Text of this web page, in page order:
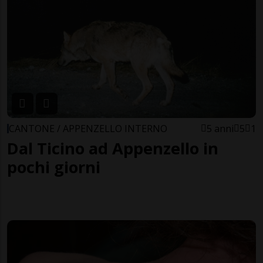
CANTONE / APPENZELLO INTERNO 5 anni 5 1
Dal Ticino ad Appenzello in
pochi giorni